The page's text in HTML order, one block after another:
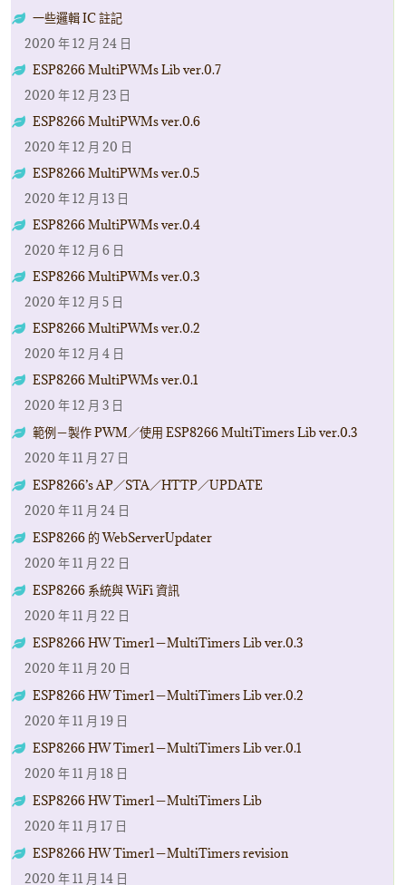
一些邏輯 IC 註記
2020 年 12 月 24 日
ESP8266 MultiPWMs Lib ver.0.7
2020 年 12 月 23 日
ESP8266 MultiPWMs ver.0.6
2020 年 12 月 20 日
ESP8266 MultiPWMs ver.0.5
2020 年 12 月 13 日
ESP8266 MultiPWMs ver.0.4
2020 年 12 月 6 日
ESP8266 MultiPWMs ver.0.3
2020 年 12 月 5 日
ESP8266 MultiPWMs ver.0.2
2020 年 12 月 4 日
ESP8266 MultiPWMs ver.0.1
2020 年 12 月 3 日
範例－製作 PWM／使用 ESP8266 MultiTimers Lib ver.0.3
2020 年 11 月 27 日
ESP8266’s AP／STA／HTTP／UPDATE
2020 年 11 月 24 日
ESP8266 的 WebServerUpdater
2020 年 11 月 22 日
ESP8266 系統與 WiFi 資訊
2020 年 11 月 22 日
ESP8266 HW Timer1－MultiTimers Lib ver.0.3
2020 年 11 月 20 日
ESP8266 HW Timer1－MultiTimers Lib ver.0.2
2020 年 11 月 19 日
ESP8266 HW Timer1－MultiTimers Lib ver.0.1
2020 年 11 月 18 日
ESP8266 HW Timer1－MultiTimers Lib
2020 年 11 月 17 日
ESP8266 HW Timer1－MultiTimers revision
2020 年 11 月 14 日